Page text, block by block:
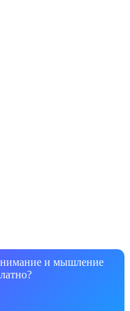
и мышление